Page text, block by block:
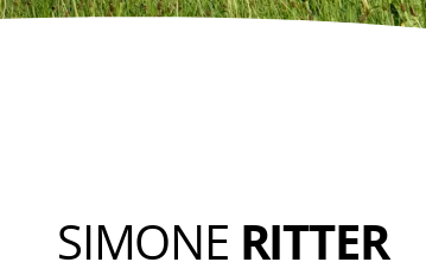
SIMONE RITTER